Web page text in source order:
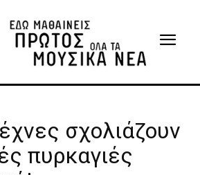
σχολιάζουν
πυρκαγιές